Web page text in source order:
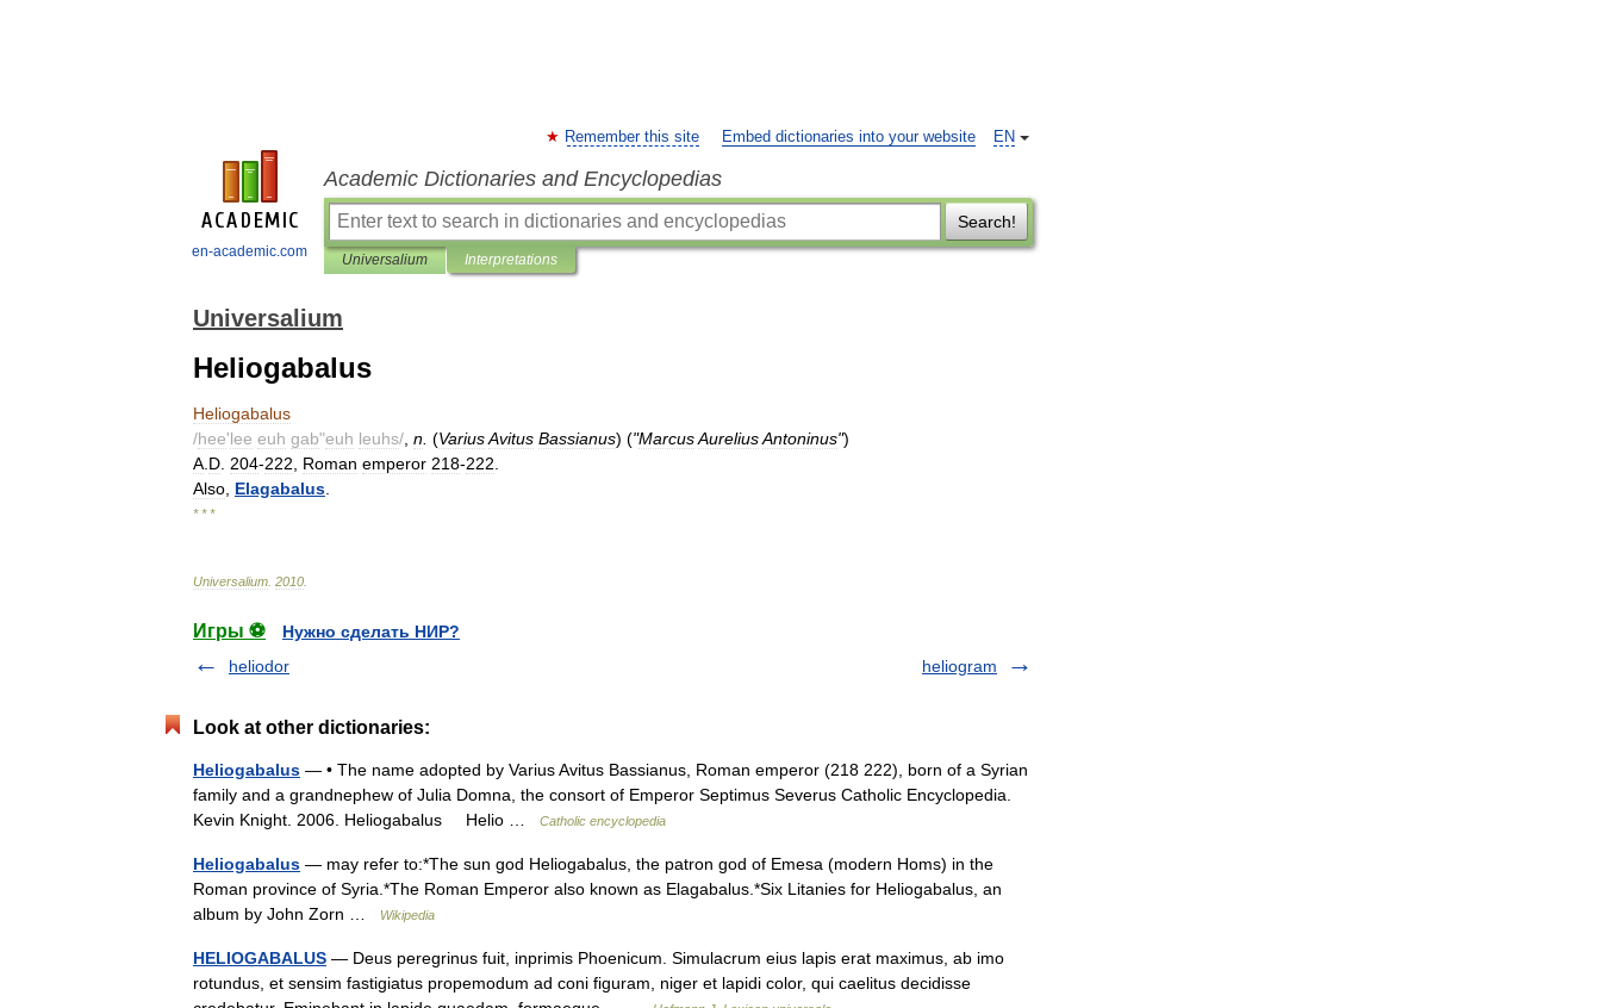
en-academic.com
EN
Remember this site Embed dictionaries into your website
Academic Dictionaries and Encyclopedias
Search!
Universalium Interpretations
Universalium
Heliogabalus
Heliogabalus
/hee'lee euh gab"euh leuhs/ n (VariusAvitus Bassianus) ("MarcusAureliusAntoninus")
A D 204-222 Roman emperor 218-222
Also Elagabalus
* * *
Universalium 2010
Игры ⚽
Нужно сделать НИР?
heliodor
heliogram
Look at other dictionaries:
Heliogabalus — • The name adopted by Varius Avitus Bassianus, Roman emperor (218 222), born of a Syrian
family and a grandnephew of Julia Domna, the consort of Emperor Septimus Severus Catholic Encyclopedia.
Kevin Knight. 2006. Heliogabalus Helio …
Catholic encyclopedia
Heliogabalus — may refer to:*The sun god Heliogabalus, the patron god of Emesa (modern Homs) in the
Roman province of Syria.*The Roman Emperor also known as Elagabalus.*Six Litanies for Heliogabalus, an
album by John Zorn …
Wikipedia
HELIOGABALUS — Deus peregrinus fuit, inprimis Phoenicum. Simulacrum eius lapis erat maximus, ab imo
rotundus, et sensim fastigiatus propemodum ad coni figuram, niger et lapidi color, qui caelitus decidisse